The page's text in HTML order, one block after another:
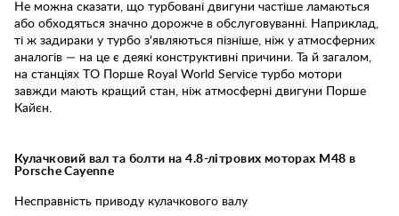
Не можна сказати, що турбовані двигуни частіше ламаються
або обходяться значно дорожче в обслуговуванні. Наприклад,
ті ж задираки у турбо з'являються пізніше, ніж у атмосферних
аналогів — на це є деякі конструктивні причини. Та й загалом,
на станціях ТО Порше Royal World Service турбо мотори
завжди мають кращий стан, ніж атмосферні двигуни Порше
Кайєн.
Кулачковий вал та болти на 4.8-літрових моторах M48 в
Porsche Cayenne
Несправність приводу кулачкового валу